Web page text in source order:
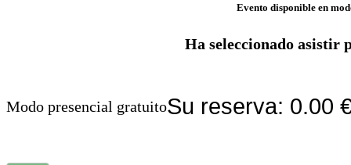
Evento disponible en
Ha seleccionado asistir
Modo presencial gratuitoSu reserva: 0.00